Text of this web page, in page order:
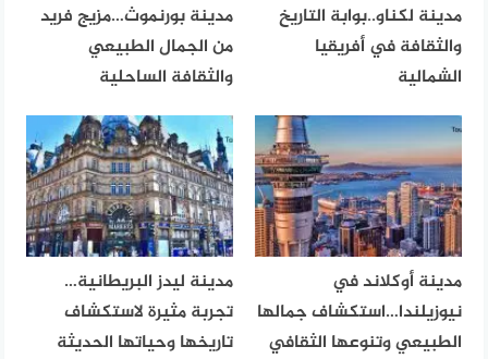
مدينة لكناو..بوابة التاريخ
والثقافة في أفريقيا
الشمالية
مدينة بورنموث…مزيج فريد
من الجمال الطبيعي
والثقافة الساحلية
مدينة أوكلاند في
نيوزيلندا…استكشاف جمالها
الطبيعي وتنوعها الثقافي
مدينة ليدز البريطانية…
تجربة مثيرة لاستكشاف
تاريخها وحياتها الحديثة